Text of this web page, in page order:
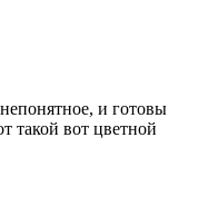
и готовы
такой вот цветной